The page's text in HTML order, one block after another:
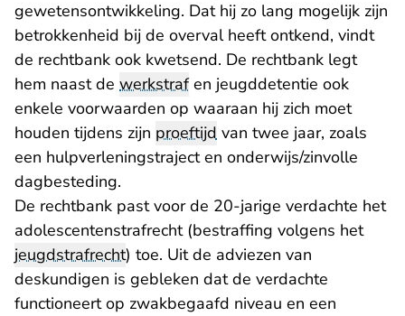
gewetensontwikkeling. Dat hij zo lang mogelijk zijn
betrokkenheid bij de overval heeft ontkend, vindt
de rechtbank ook kwetsend. De rechtbank legt
hem naast de werkstrafen jeugddetentie ook
enkele voorwaarden op waaraan hij zich moet
houden tijdens zijn proeftijd van twee jaar, zoals
een hulpverleningstraject en onderwijs/zinvolle
dagbesteding.
De rechtbank past voor de 20-jarige verdachte het
adolescentenstrafrecht (bestraffing volgens het
jeugdstrafrecht) toe. Uit de adviezen van
deskundigen is gebleken dat de verdachte
functioneert op zwakbegaafd niveau en een